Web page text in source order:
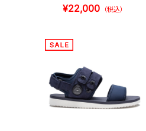
¥22,000 （税込）